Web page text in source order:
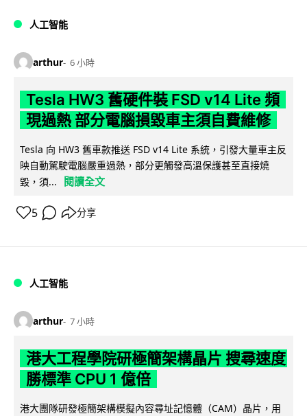
人工智能
arthur 6 小時
Tesla HW3 舊硬件裝 FSD v14 Lite 頻
現過熱 部分電腦損毀車主須自費維修
Tesla 向 HW3 舊車款推送 FSD v14 Lite 系統，引發大量車主反
映自動駕駛電腦嚴重過熱，部分更觸發高溫保護甚至直接燒
毀，須...
閱讀全文
5 分享
人工智能
arthur 7 小時
港大工程學院研極簡架構晶片 搜尋速度
勝標準 CPU 1 億倍
港大團隊研發極簡架構模擬內容尋址記憶體（CAM）晶片，用